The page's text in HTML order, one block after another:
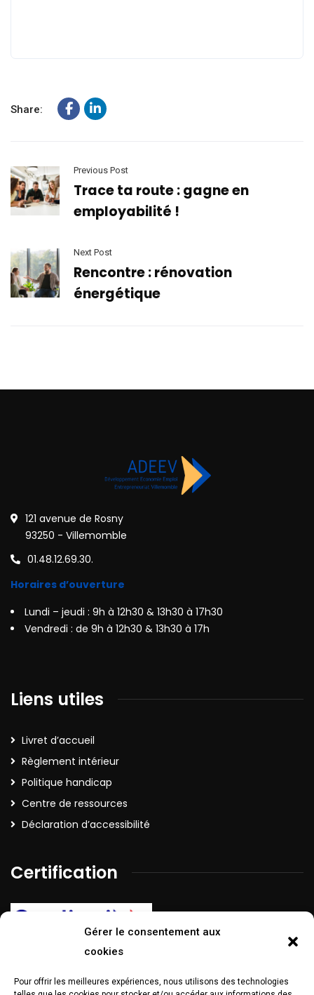
Gérer le consentement aux
cookies
Pour offrir les meilleures expériences, nous utilisons des technologies
Share:
Previous Post
Trace ta route : gagne en
employabilité !
Next Post
Rencontre : rénovation
énergétique
121 avenue de Rosny
93250 - Villemomble
01.48.12.69.30.
Horaires d’ouverture
Lundi – jeudi : 9h à 12h30 & 13h30 à 17h30
Vendredi : de 9h à 12h30 & 13h30 à 17h
Liens utiles
Livret d’accueil
Règlement intérieur
Politique handicap
Centre de ressources
Déclaration d’accessibilité
Certification
La certification Qualiopi a été délivrée au titre de la catégorie